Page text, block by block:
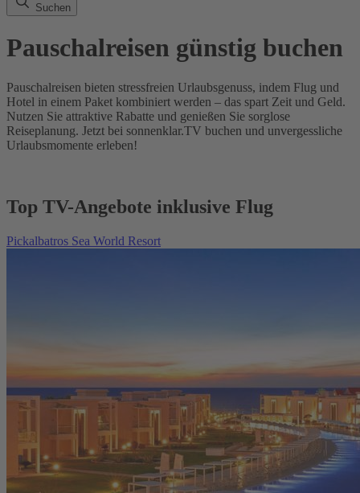
Suchen
Pauschalreisen günstig buchen
Pauschalreisen bieten stressfreien Urlaubsgenuss, indem Flug und
Hotel in einem Paket kombiniert werden – das spart Zeit und Geld.
Nutzen Sie attraktive Rabatte und genießen Sie sorglose
Reiseplanung. Jetzt bei sonnenklar.TV buchen und unvergessliche
Urlaubsmomente erleben!
Top TV-Angebote inklusive Flug
Pickalbatros Sea World Resort